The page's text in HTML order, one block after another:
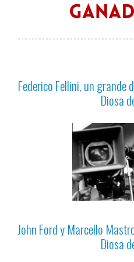
Federico Fellini, un grande
Diosa
John Ford y Marcello
Diosa